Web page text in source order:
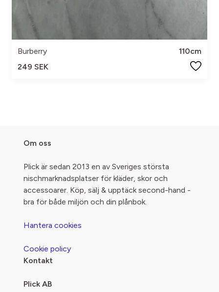
Burberry
110cm
249 SEK
Om oss
Plick är sedan 2013 en av Sveriges största
nischmarknadsplatser för kläder, skor och
accessoarer. Köp, sälj & upptäck second-hand -
bra för både miljön och din plånbok.
Hantera cookies
Cookie policy
Kontakt
Plick AB